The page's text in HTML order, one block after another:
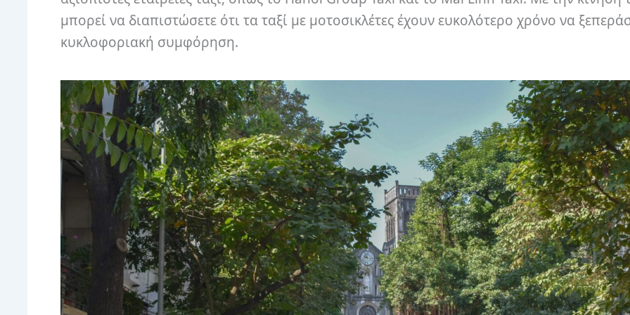
μπορεί να διαπιστώσετε ότι τα ταξί με μοτοσικλέτες έχουν ευκολότερο χρόνο να
κυκλοφοριακή συμφόρηση.